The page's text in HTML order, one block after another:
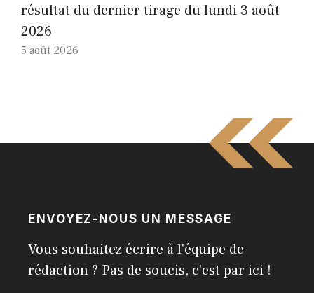
résultat du dernier tirage du lundi 3 août
2026
5 août 2026
ENVOYEZ-NOUS UN MESSAGE
Vous souhaitez écrire à l'équipe de
rédaction ? Pas de soucis, c'est par ici !